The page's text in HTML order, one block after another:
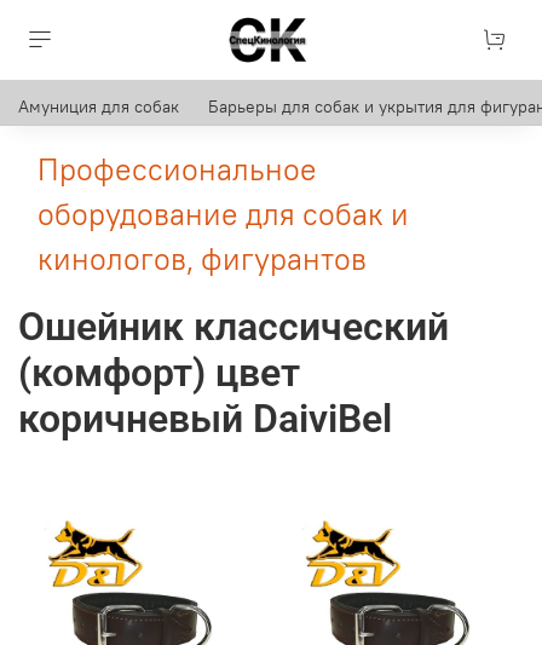
Амуниция для собак Барьеры для собак и укрытия для
Профессиональное
оборудование для собак и
кинологов, фигурантов
Ошейник классический
(комфорт) цвет
коричневый DaiviBel